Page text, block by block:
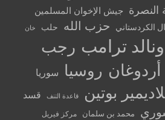
النصرة جيش الإخوان المسلمين
الكردستاني حزب الله حلب خان
ترامب رجب
روسيا سوريا
بوتين قاعدة التنف قسد
محمد بن سلمان مركز فيريل